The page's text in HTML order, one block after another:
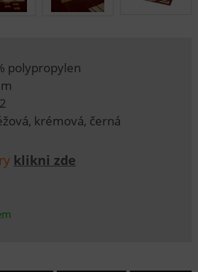
polypropylen
krémová, černá
klikni zde